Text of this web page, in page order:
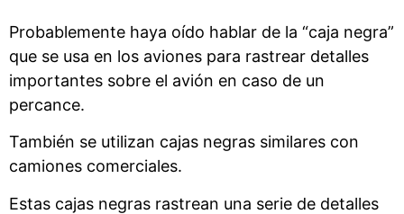
Probablemente haya oído hablar de la “caja negra”
que se usa en los aviones para rastrear detalles
importantes sobre el avión en caso de un
percance.
También se utilizan cajas negras similares con
camiones comerciales.
Estas cajas negras rastrean una serie de detalles